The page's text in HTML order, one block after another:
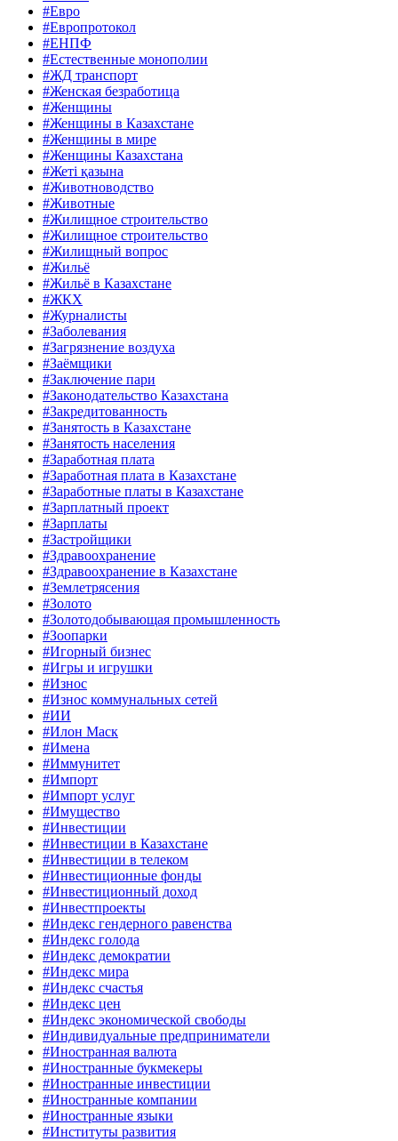
#Евро
#Европротокол
#ЕНПФ
#Естественные монополии
#ЖД транспорт
#Женская безработица
#Женщины
#Женщины в Казахстане
#Женщины в мире
#Женщины Казахстана
#Жеті қазына
#Животноводство
#Животные
#Жилищное строительство
#Жилищное строительство
#Жилищный вопрос
#Жильё
#Жильё в Казахстане
#ЖКХ
#Журналисты
#Заболевания
#Загрязнение воздуха
#Заёмщики
#Заключение пари
#Законодательство Казахстана
#Закредитованность
#Занятость в Казахстане
#Занятость населения
#Заработная плата
#Заработная плата в Казахстане
#Заработные платы в Казахстане
#Зарплатный проект
#Зарплаты
#Застройщики
#Здравоохранение
#Здравоохранение в Казахстане
#Землетрясения
#Золото
#Золотодобывающая промышленность
#Зоопарки
#Игорный бизнес
#Игры и игрушки
#Износ
#Износ коммунальных сетей
#ИИ
#Илон Маск
#Имена
#Иммунитет
#Импорт
#Импорт услуг
#Имущество
#Инвестиции
#Инвестиции в Казахстане
#Инвестиции в телеком
#Инвестиционные фонды
#Инвестиционный доход
#Инвестпроекты
#Индекс гендерного равенства
#Индекс голода
#Индекс демократии
#Индекс мира
#Индекс счастья
#Индекс цен
#Индекс экономической свободы
#Индивидуальные предприниматели
#Иностранная валюта
#Иностранные букмекеры
#Иностранные инвестиции
#Иностранные компании
#Иностранные языки
#Институты развития